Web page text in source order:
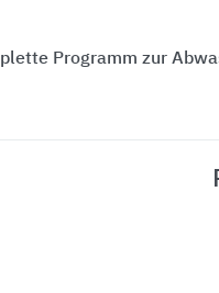
Programm zur